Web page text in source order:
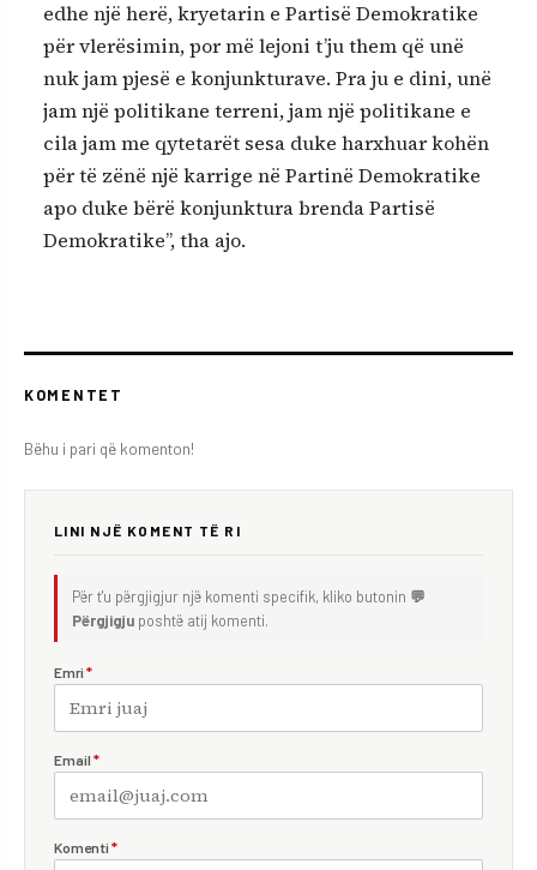
edhe një herë, kryetarin e Partisë Demokratike
për vlerësimin, por më lejoni t’ju them që unë
nuk jam pjesë e konjunkturave. Pra ju e dini, unë
jam një politikane terreni, jam një politikane e
cila jam me qytetarët sesa duke harxhuar kohën
për të zënë një karrige në Partinë Demokratike
apo duke bërë konjunktura brenda Partisë
Demokratike”, tha ajo.
KOMENTET
Bëhu i pari që komenton!
LINI NJË KOMENT TË RI
Për t'u përgjigjur një komenti specifik, kliko butonin 💬
Përgjigju poshtë atij komenti.
Emri *
Email *
Komenti *